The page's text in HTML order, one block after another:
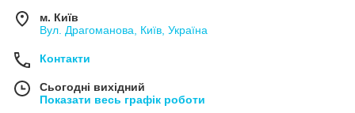
м. Київ
Вул. Драгоманова, Київ, Україна
Контакти
Сьогодні вихідний
Показати весь графік роботи